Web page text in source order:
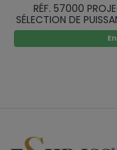
RÉF. 57000
SÉLECTION DE